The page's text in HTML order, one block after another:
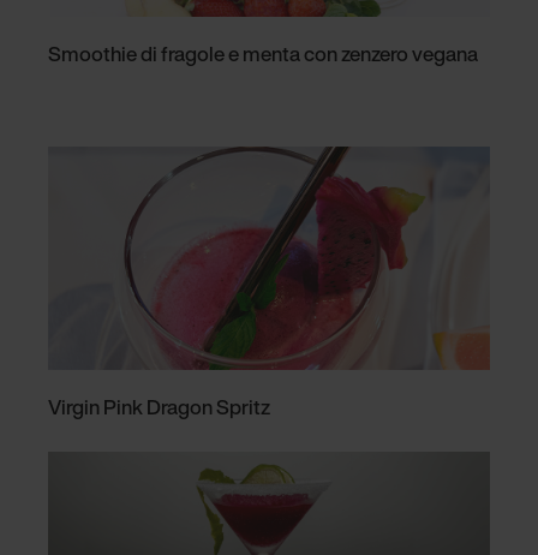
Smoothie di fragole e menta con zenzero vegana
Virgin Pink Dragon Spritz